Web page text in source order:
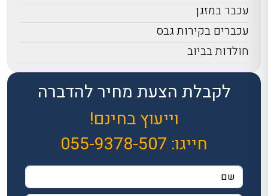
לקבלת הצעת מחיר להדברה
וייעוץ בחינם!
חייגו: 055-9378-507
עכבר במזגן
עכברים בקירות גבס
חולדות בביוב